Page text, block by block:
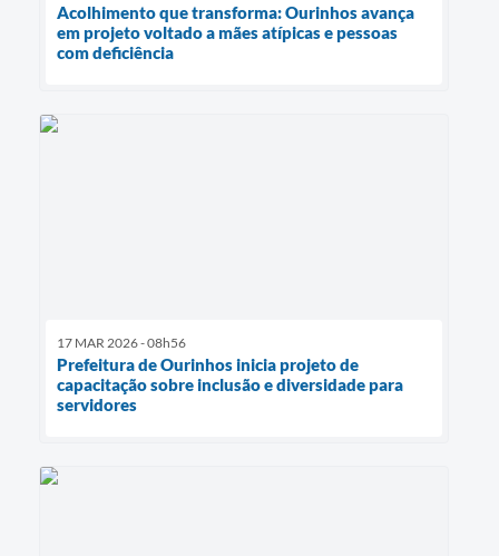
Acolhimento que transforma: Ourinhos avança
em projeto voltado a mães atípicas e pessoas
com deficiência
17 MAR 2026 - 08h56
Prefeitura de Ourinhos inicia projeto de
capacitação sobre inclusão e diversidade para
servidores